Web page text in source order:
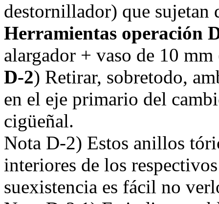
destornillador) que sujetan
Herramientas operación
alargador + vaso de 10
D-2) Retirar, sobretodo,
en el eje primario del
cigüeñal.
Nota D-2) Estos anillos
interiores de los
suexistencia es fácil no